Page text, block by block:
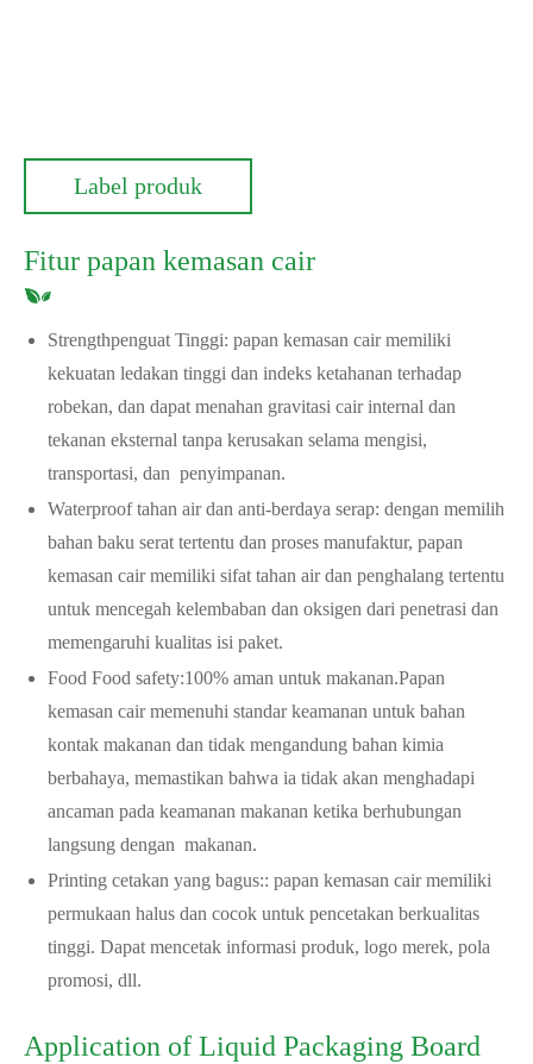
Label produk
Fitur papan kemasan cair
Strengthpenguat Tinggi: papan kemasan cair memiliki
kekuatan ledakan tinggi dan indeks ketahanan terhadap
robekan, dan dapat menahan gravitasi cair internal dan
tekanan eksternal tanpa kerusakan selama mengisi,
transportasi, dan ‌ penyimpanan.
Waterproof tahan air dan anti-berdaya serap: dengan memilih
bahan baku serat tertentu dan proses manufaktur, papan
kemasan cair memiliki sifat tahan air dan penghalang tertentu
untuk mencegah kelembaban dan oksigen dari penetrasi dan
memengaruhi kualitas isi paket. ‌ ‌
Food Food safety‌:100% aman untuk makanan.Papan
kemasan cair memenuhi standar keamanan untuk bahan
kontak makanan dan tidak mengandung bahan kimia
berbahaya, memastikan bahwa ia tidak akan menghadapi
ancaman pada keamanan makanan ketika berhubungan
langsung dengan ‌ makanan.
Printing cetakan yang bagus:: papan kemasan cair memiliki
permukaan halus dan cocok untuk pencetakan berkualitas
tinggi. Dapat mencetak informasi produk, logo merek, pola
promosi, dll.
Application of Liquid Packaging Board